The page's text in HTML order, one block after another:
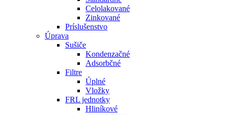
Celolakované
Zinkované
Príslušenstvo
Úprava
Sušiče
Kondenzačné
Adsorbčné
Filtre
Úplné
Vložky
FRL jednotky
Hliníkové